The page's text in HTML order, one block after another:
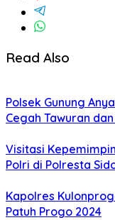
Read Also
Polsek Gunung
Cegah Tawuran
Visitasi
Polri di Polresta
Kapolres
Patuh Progo 2024